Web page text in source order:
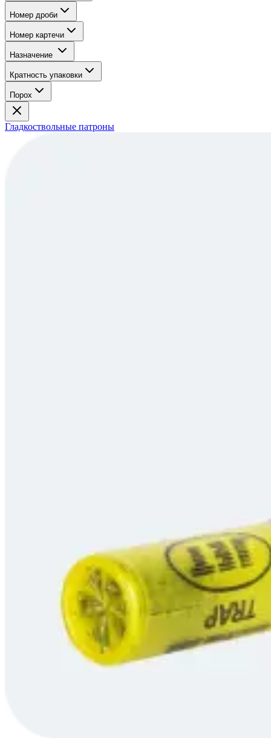
Номер дроби
Номер картечи
Назначение
Кратность упаковки
Порох
Гладкоствольные патроны